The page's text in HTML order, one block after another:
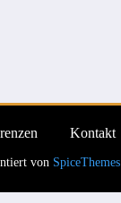
Kontakt
von SpiceThemes